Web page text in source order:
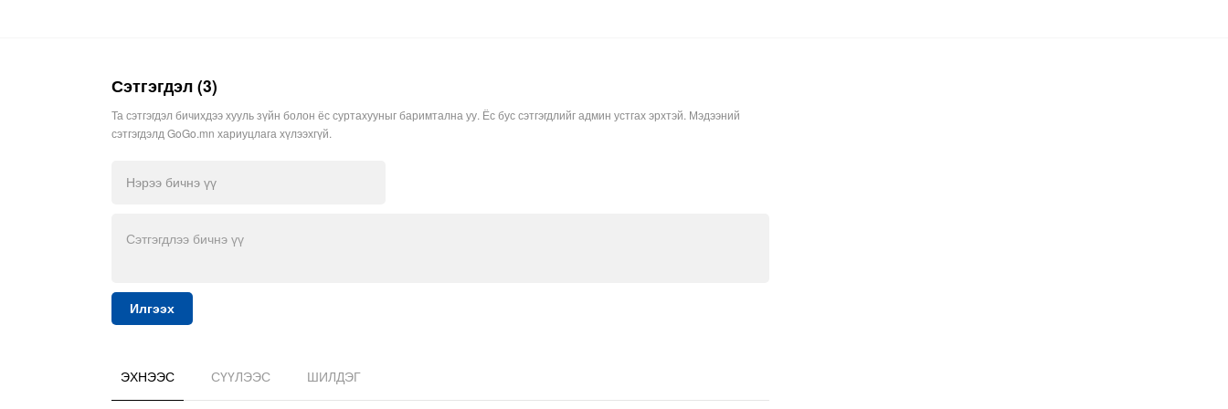
Сэтгэгдэл (3)
Та сэтгэгдэл бичихдээ хууль зүйн болон ёс суртахууныг баримтална уу. Ёс бус сэтгэгдлийг админ устгах эрхтэй. Мэдээний
сэтгэгдэлд GoGo.mn хариуцлага хүлээхгүй.
Илгээх
ЭХНЭЭС СҮҮЛЭЭС ШИЛДЭГ